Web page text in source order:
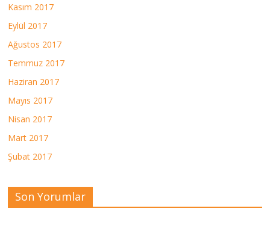
Kasım 2017
Eylül 2017
Ağustos 2017
Temmuz 2017
Haziran 2017
Mayıs 2017
Nisan 2017
Mart 2017
Şubat 2017
Son Yorumlar